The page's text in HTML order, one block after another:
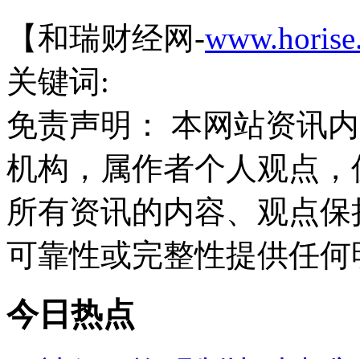
【和瑞财经网-
关键词:
免责声明： 本网站资讯
机构，属作者个人观点
所有资讯的内容、观点
可靠性或完整性提供任
今日热点